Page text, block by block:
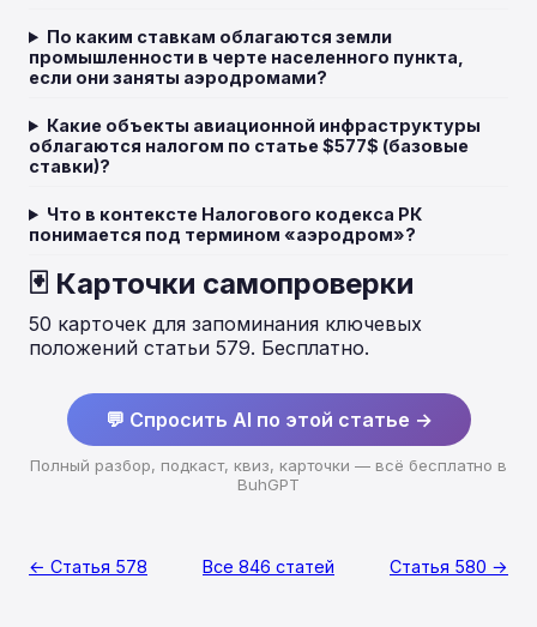
По каким ставкам облагаются земли
промышленности в черте населенного пункта,
если они заняты аэродромами?
Какие объекты авиационной инфраструктуры
облагаются налогом по статье $577$ (базовые
ставки)?
Что в контексте Налогового кодекса РК
понимается под термином «аэродром»?
🃏 Карточки самопроверки
50 карточек для запоминания ключевых
положений статьи 579. Бесплатно.
💬 Спросить AI по этой статье →
Полный разбор, подкаст, квиз, карточки — всё бесплатно в
BuhGPT
← Статья 578 Все 846 статей Статья 580 →